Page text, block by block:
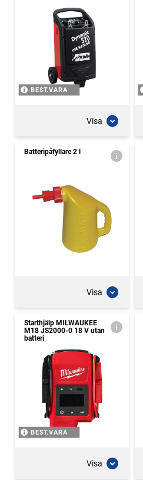
BEST.VARA
Visa
Batteripåfyllare 2 l
Visa
Starthjälp MILWAUKEE
M18 JS2000-0 18 V utan
batteri
BEST.VARA
Visa